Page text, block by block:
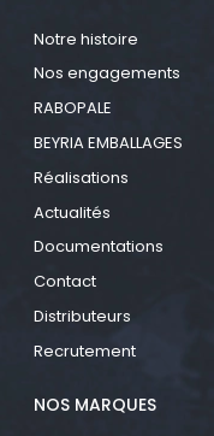
Notre histoire
Nos engagements
RABOPALE
BEYRIA EMBALLAGES
Réalisations
Actualités
Documentations
Contact
Distributeurs
Recrutement
NOS MARQUES